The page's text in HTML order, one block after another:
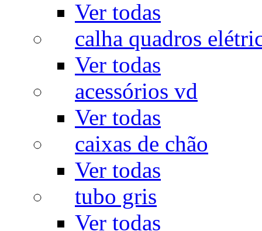
Ver todas
calha quadros
Ver todas
acessórios vd
Ver todas
caixas de chão
Ver todas
tubo gris
Ver todas